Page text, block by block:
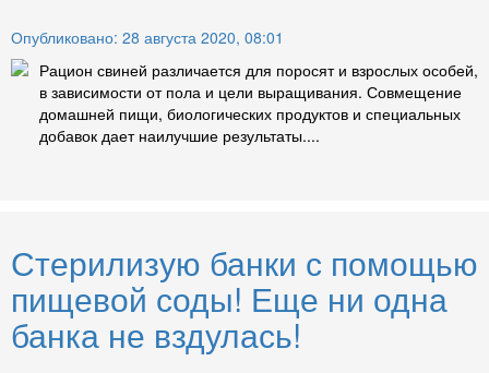
Опубликовано: 28 августа 2020, 08:01
Рацион свиней различается для поросят и взрослых особей,
в зависимости от пола и цели выращивания. Совмещение
домашней пищи, биологических продуктов и специальных
добавок дает наилучшие результаты....
Стерилизую банки с помощью
пищевой соды! Еще ни одна
банка не вздулась!